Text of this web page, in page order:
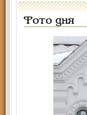
Фото дня